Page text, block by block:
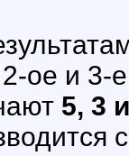
ое и 3-
5, 3